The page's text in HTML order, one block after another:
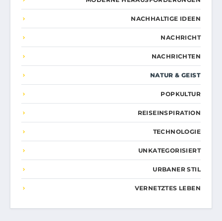
NACHHALTIGE IDEEN
NACHRICHT
NACHRICHTEN
NATUR & GEIST
POPKULTUR
REISEINSPIRATION
TECHNOLOGIE
UNKATEGORISIERT
URBANER STIL
VERNETZTES LEBEN